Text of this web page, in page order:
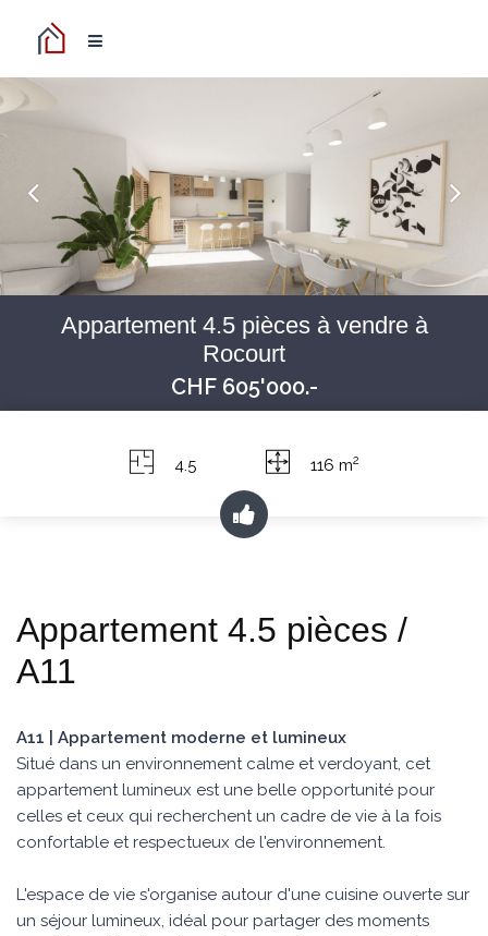
Appartement 4.5 pièces à vendre à
Rocourt
CHF 605'000.-
4.5 116 m2
Appartement 4.5 pièces /
A11
A11 | Appartement moderne et lumineux
Situé dans un environnement calme et verdoyant, cet
appartement lumineux est une belle opportunité pour
celles et ceux qui recherchent un cadre de vie à la fois
confortable et respectueux de l'environnement.
L'espace de vie s'organise autour d'une cuisine ouverte sur
un séjour lumineux, idéal pour partager des moments